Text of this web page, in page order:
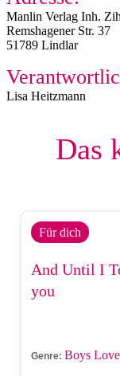
Manlin Verlag Inh.
Remshagener Str. 37
51789 Lindlar
Lisa Heitzmann
Das
Für dich
And Until I
you
Genre: Boys